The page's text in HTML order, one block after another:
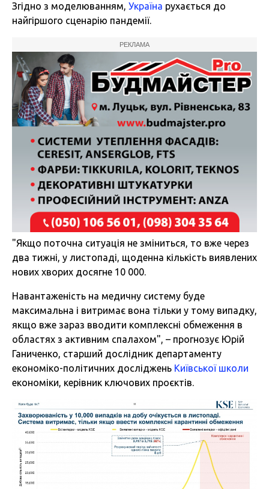
Згідно з моделюванням, Україна рухається до
найгіршого сценарію пандемії.
РЕКЛАМА
"Якщо поточна ситуація не зміниться, то вже через
два тижні, у листопаді, щоденна кількість виявлених
нових хворих досягне 10 000.
Навантаженість на медичну систему буде
максимальна і витримає вона тільки у тому випадку,
якщо вже зараз вводити комплексні обмеження в
областях з активним спалахом", – прогнозує Юрій
Ганиченко, старший дослідник департаменту
економіко-політичних досліджень Київської школи
економіки, керівник ключових проєктів.